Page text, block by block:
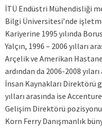
İTÜ Endüstri Mühendisliği
Bilgi Üniversitesi’nde
Kariyerine 1995 yılında
Yalçın, 1996 – 2006 yılları
Arçelik ve Amerikan
ardından da 2006-2008 yıları
İnsan Kaynakları Direktörü
yılları arasında ise
Gelişim Direktörü
Korn Ferry Danışmanlık